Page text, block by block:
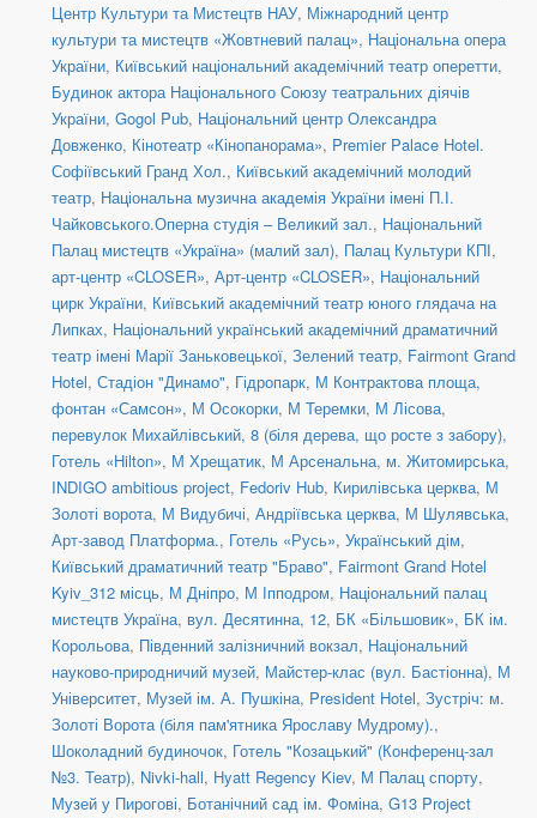
Центр Культури та Мистецтв НАУ, Міжнародний центр
культури та мистецтв «Жовтневий палац», Національна опера
України, Київський національний академічний театр оперетти,
Будинок актора Національного Союзу театральних діячів
України, Gogol Pub, Національний центр Олександра
Довженко, Кінотеатр «Кінопанорама», Premier Palace Hotel.
Софіївський Гранд Хол., Київський академічний молодий
театр, Національна музична академія України імені П.І.
Чайковського.Оперна студія – Великий зал., Національний
Палац мистецтв «Україна» (малий зал), Палац Культури КПІ,
арт-центр «CLOSER», Арт-центр «CLOSER», Національний
цирк України, Київський академічний театр юного глядача на
Липках, Національний український академічний драматичний
театр імені Марії Заньковецької, Зелений театр, Fairmont Grand
Hotel, Стадіон "Динамо", Гідропарк, М Контрактова площа,
фонтан «Самсон», М Осокорки, М Теремки, М Лісова,
перевулок Михайлівський, 8 (біля дерева, що росте з забору),
Готель «Hilton», М Хрещатик, М Арсенальна, м. Житомирська,
INDIGO ambitious project, Fedoriv Hub, Кирилівська церква, М
Золоті ворота, М Видубичі, Андріївська церква, М Шулявська,
Арт-завод Платформа., Готель «Русь», Український дім,
Київський драматичний театр "Браво", Fairmont Grand Hotel
Kyiv_312 місць, М Дніпро, М Іпподром, Національний палац
мистецтв Україна, вул. Десятинна, 12, БК «Більшовик», БК ім.
Корольова, Південний залізничний вокзал, Національний
науково-природничий музей, Майстер-клас (вул. Бастіонна), М
Університет, Музей ім. А. Пушкіна, President Hotel, Зустріч: м.
Золоті Ворота (біля пам'ятника Ярославу Мудрому).,
Шоколадний будиночок, Готель "Козацький" (Конференц-зал
№3. Театр), Nivki-hall, Hyatt Regency Kiev, М Палац спорту,
Музей у Пирогові, Ботанічний сад ім. Фоміна, G13 Project